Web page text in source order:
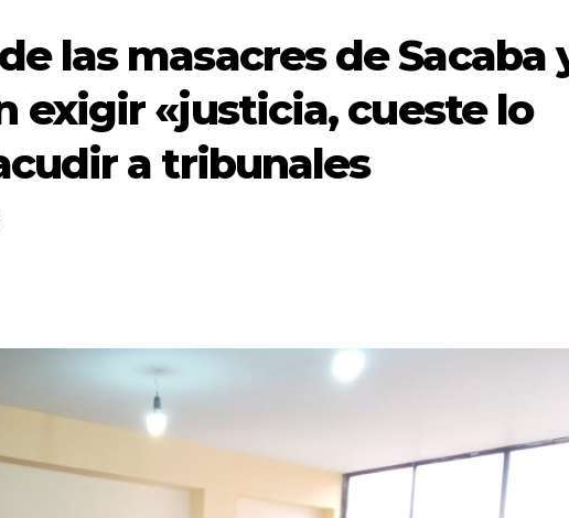
las masacres de Sacaba
exigir «justicia, cueste lo
a tribunales